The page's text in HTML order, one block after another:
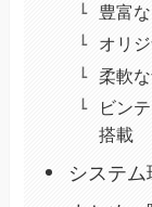
豊富
オリ
柔軟
ビン
搭載
システム